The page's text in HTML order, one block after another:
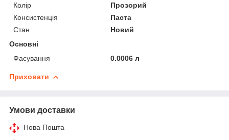
Колір
Прозорий
Консистенція
Паста
Стан
Новий
Основні
Фасування
0.0006 л
Приховати
Умови доставки
Нова Пошта